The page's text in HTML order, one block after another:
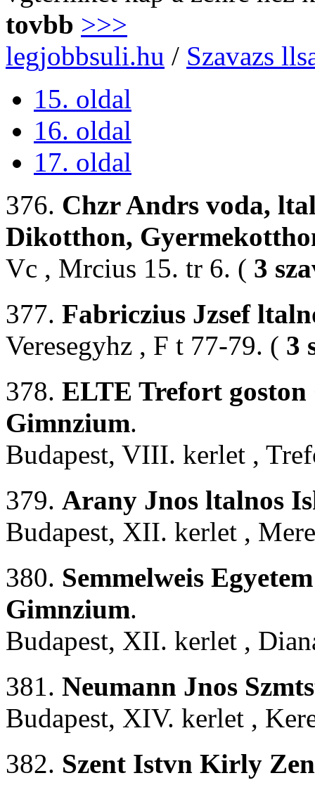
tovbb >>>
legjobbsuli.hu / Szavazs
15. oldal
16. oldal
17. oldal
376. Chzr Andrs voda,
Dikotthon,
Vc , Mrcius 15. tr 6. ( 3
377. Fabriczius Jzsef
Veresegyhz , F t 77-79. ( 3
378. ELTE Trefort
Gimnzium.
Budapest, VIII. kerlet ,
379. Arany Jnos ltalnos
Budapest, XII. kerlet ,
380. Semmelweis
Gimnzium.
Budapest, XII. kerlet ,
381. Neumann Jnos
Budapest, XIV. kerlet ,
382. Szent Istvn Kirly